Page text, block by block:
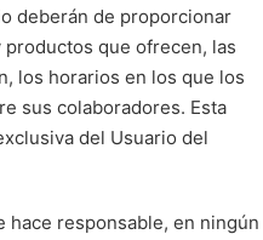
deberán de proporcionar
que ofrecen, las
los horarios en los que los
sus colaboradores. Esta
del Usuario del
hace responsable, en ningún